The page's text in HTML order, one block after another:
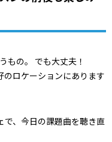
もの。 でも大丈夫！
ロケーションにあります
で、今日の課題曲を聴き直